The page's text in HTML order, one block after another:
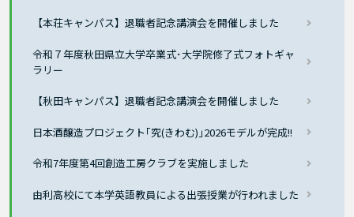
【本荘キャンパス】退職者記念講演会を開催しました
令和７年度秋田県立大学卒業式･大学院修了式フォトギャ
ラリー
【秋田キャンパス】退職者記念講演会を開催しました
日本酒醸造プロジェクト｢究(きわむ)｣2026モデルが完成!!
令和7年度第4回創造工房クラブを実施しました
由利高校にて本学英語教員による出張授業が行われました